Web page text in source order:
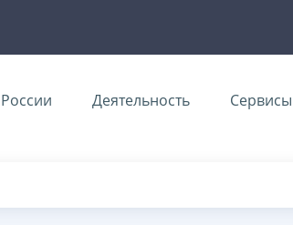
Деятельность Сервисы